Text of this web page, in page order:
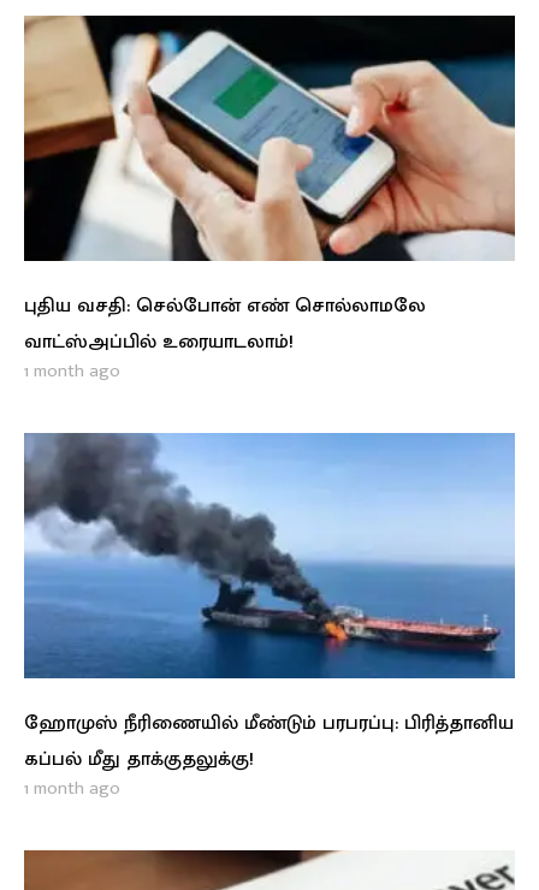
புதிய வசதி: செல்போன் எண் சொல்லாமலே
வாட்ஸ்அப்பில் உரையாடலாம்!
1 month ago
ஹோமுஸ் நீரிணையில் மீண்டும் பரபரப்பு: பிரித்தானிய
கப்பல் மீது தாக்குதலுக்கு!
1 month ago